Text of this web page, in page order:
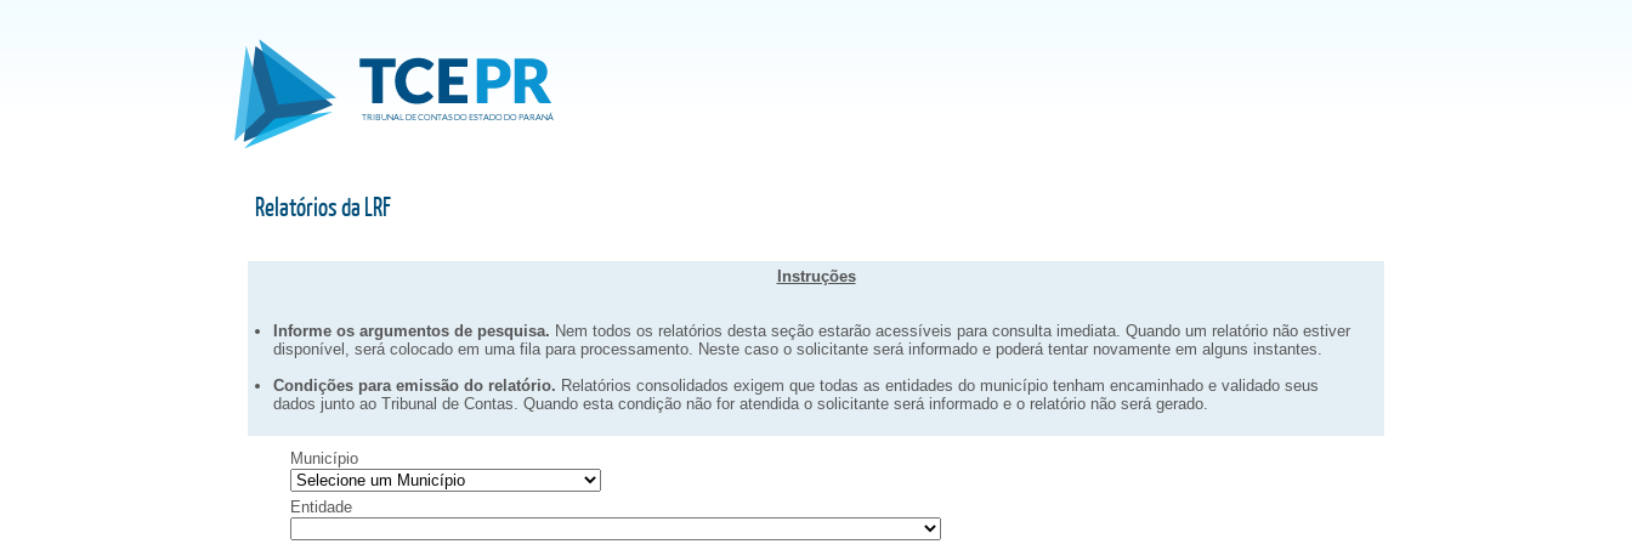
Relatórios da LRF
Instruções
Informe os argumentos de pesquisa. Nem todos os relatórios desta seção estarão acessíveis para consulta imediata. Quando um relatório não estiver
disponível, será colocado em uma fila para processamento. Neste caso o solicitante será informado e poderá tentar novamente em alguns instantes.
Condições para emissão do relatório. Relatórios consolidados exigem que todas as entidades do município tenham encaminhado e validado seus
dados junto ao Tribunal de Contas. Quando esta condição não for atendida o solicitante será informado e o relatório não será gerado.
Município
Entidade